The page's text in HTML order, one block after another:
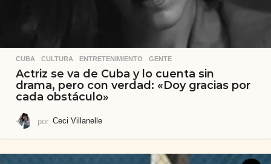
CUBA ,CULTURA ,ENTRETENIMIENTO ,GENTE
Actriz se va de Cuba y lo cuenta sin
drama, pero con verdad: «Doy gracias por
cada obstáculo»
por Ceci Villanelle